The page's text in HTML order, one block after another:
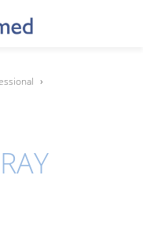
›